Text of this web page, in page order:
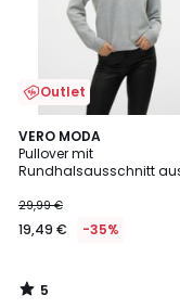
Outlet
VERO MODA
Pullover mit
Rundhalsausschnitt
29,99 €
19,49 € -35%
5
/
5
5
/